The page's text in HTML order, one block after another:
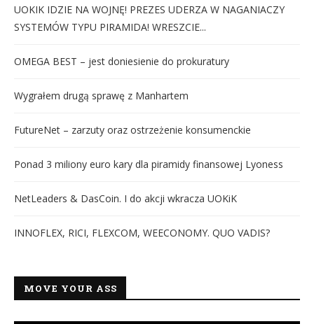
UOKIK IDZIE NA WOJNĘ! PREZES UDERZA W NAGANIACZY
SYSTEMÓW TYPU PIRAMIDA! WRESZCIE...
OMEGA BEST – jest doniesienie do prokuratury
Wygrałem drugą sprawę z Manhartem
FutureNet – zarzuty oraz ostrzeżenie konsumenckie
Ponad 3 miliony euro kary dla piramidy finansowej Lyoness
NetLeaders & DasCoin. I do akcji wkracza UOKiK
INNOFLEX, RICI, FLEXCOM, WEECONOMY. QUO VADIS?
MOVE YOUR ASS